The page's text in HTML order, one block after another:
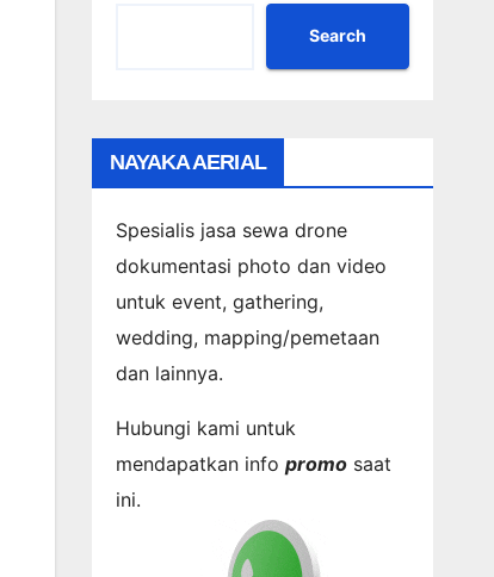
Search
NAYAKA AERIAL
Spesialis jasa sewa drone
dokumentasi photo dan video
untuk event, gathering,
wedding, mapping/pemetaan
dan lainnya.
Hubungi kami untuk
mendapatkan info promosaat
ini.